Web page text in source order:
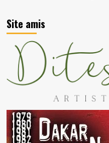
Site amis